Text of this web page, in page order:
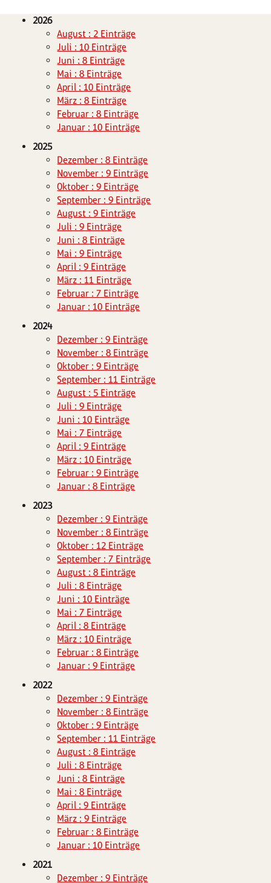
2026
August : 2 Einträge
Juli : 10 Einträge
Juni : 8 Einträge
Mai : 8 Einträge
April : 10 Einträge
März : 8 Einträge
Februar : 8 Einträge
Januar : 10 Einträge
2025
Dezember : 8 Einträge
November : 9 Einträge
Oktober : 9 Einträge
September : 9 Einträge
August : 9 Einträge
Juli : 9 Einträge
Juni : 8 Einträge
Mai : 9 Einträge
April : 9 Einträge
März : 11 Einträge
Februar : 7 Einträge
Januar : 10 Einträge
2024
Dezember : 9 Einträge
November : 8 Einträge
Oktober : 9 Einträge
September : 11 Einträge
August : 5 Einträge
Juli : 9 Einträge
Juni : 10 Einträge
Mai : 7 Einträge
April : 9 Einträge
März : 10 Einträge
Februar : 9 Einträge
Januar : 8 Einträge
2023
Dezember : 9 Einträge
November : 8 Einträge
Oktober : 12 Einträge
September : 7 Einträge
August : 8 Einträge
Juli : 8 Einträge
Juni : 10 Einträge
Mai : 7 Einträge
April : 8 Einträge
März : 10 Einträge
Februar : 8 Einträge
Januar : 9 Einträge
2022
Dezember : 9 Einträge
November : 8 Einträge
Oktober : 9 Einträge
September : 11 Einträge
August : 8 Einträge
Juli : 8 Einträge
Juni : 8 Einträge
Mai : 8 Einträge
April : 9 Einträge
März : 9 Einträge
Februar : 8 Einträge
Januar : 10 Einträge
2021
Dezember : 9 Einträge